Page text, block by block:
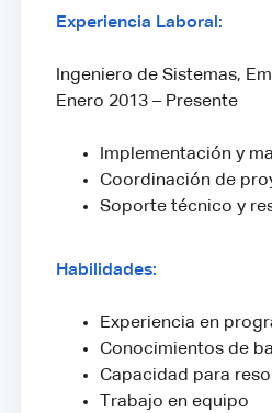
Experiencia Laboral:
Ingeniero de Sistemas,
Enero 2013 – Presente
Implementación y
Coordinación de
Soporte técnico y
Habilidades:
Experiencia en
Conocimientos de
Capacidad para
Trabajo en equipo